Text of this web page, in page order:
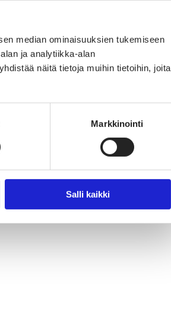
median ominaisuuksien tukemiseen
ja analytiikka-alan
näitä tietoja muihin tietoihin, joita
Markkinointi
Salli kaikki